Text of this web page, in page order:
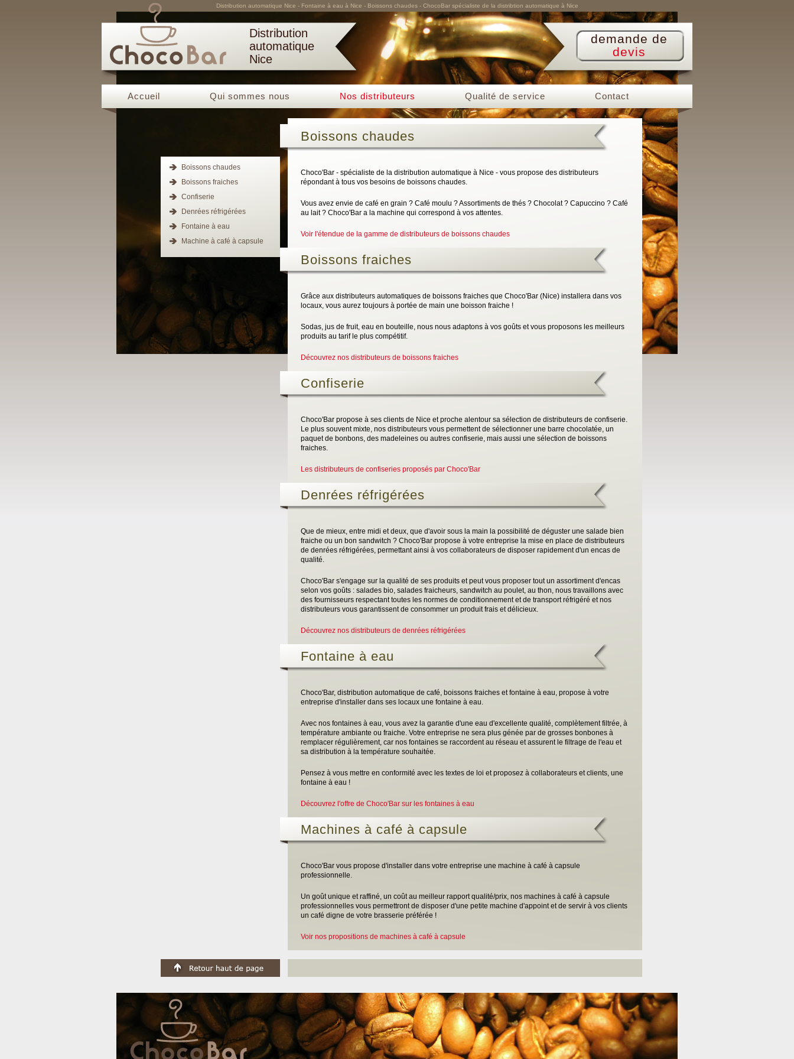
Distribution automatique Nice - Fontaine à eau à Nice - Boissons chaudes - ChocoBar spécialiste de la distribtion automatique à Nice
Distribution
automatique
Nice
demande de
devis
Accueil Qui sommes nous Nos distributeurs Qualité de service Contact
Boissons chaudes
Boissons fraiches
Confiserie
Denrées réfrigérées
Fontaine à eau
Machine à café à capsule
Boissons chaudes
Choco'Bar - spécialiste de la distribution automatique à Nice - vous propose des distributeurs
répondant à tous vos besoins de boissons chaudes.
Vous avez envie de café en grain ? Café moulu ? Assortiments de thés ? Chocolat ? Capuccino ? Café
au lait ? Choco'Bar a la machine qui correspond à vos attentes.
Voir l'étendue de la gamme de distributeurs de boissons chaudes
Boissons fraiches
Grâce aux distributeurs automatiques de boissons fraiches que Choco'Bar (Nice) installera dans vos
locaux, vous aurez toujours à portée de main une boisson fraiche !
Sodas, jus de fruit, eau en bouteille, nous nous adaptons à vos goûts et vous proposons les meilleurs
produits au tarif le plus compétitif.
Découvrez nos distributeurs de boissons fraiches
Confiserie
Choco'Bar propose à ses clients de Nice et proche alentour sa sélection de distributeurs de confiserie.
Le plus souvent mixte, nos distributeurs vous permettent de sélectionner une barre chocolatée, un
paquet de bonbons, des madeleines ou autres confiserie, mais aussi une sélection de boissons
fraiches.
Les distributeurs de confiseries proposés par Choco'Bar
Denrées réfrigérées
Que de mieux, entre midi et deux, que d'avoir sous la main la possibilité de déguster une salade bien
fraiche ou un bon sandwitch ? Choco'Bar propose à votre entreprise la mise en place de distributeurs
de denrées réfrigérées, permettant ainsi à vos collaborateurs de disposer rapidement d'un encas de
qualité.
Choco'Bar s'engage sur la qualité de ses produits et peut vous proposer tout un assortiment d'encas
selon vos goûts : salades bio, salades fraicheurs, sandwitch au poulet, au thon, nous travaillons avec
des fournisseurs respectant toutes les normes de conditionnement et de transport réfrigéré et nos
distributeurs vous garantissent de consommer un produit frais et délicieux.
Découvrez nos distributeurs de denrées réfrigérées
Fontaine à eau
Choco'Bar, distribution automatique de café, boissons fraiches et fontaine à eau, propose à votre
entreprise d'installer dans ses locaux une fontaine à eau.
Avec nos fontaines à eau, vous avez la garantie d'une eau d'excellente qualité, complètement filtrée, à
température ambiante ou fraiche. Votre entreprise ne sera plus génée par de grosses bonbones à
remplacer régulièrement, car nos fontaines se raccordent au réseau et assurent le filtrage de l'eau et
sa distribution à la température souhaitée.
Pensez à vous mettre en conformité avec les textes de loi et proposez à collaborateurs et clients, une
fontaine à eau !
Découvrez l'offre de Choco'Bar sur les fontaines à eau
Machines à café à capsule
Choco'Bar vous propose d'installer dans votre entreprise une machine à café à capsule
professionnelle.
Un goût unique et raffiné, un coût au meilleur rapport qualité/prix, nos machines à café à capsule
professionnelles vous permettront de disposer d'une petite machine d'appoint et de servir à vos clients
un café digne de votre brasserie préférée !
Voir nos propositions de machines à café à capsule